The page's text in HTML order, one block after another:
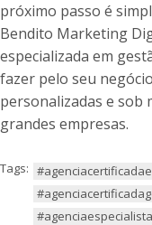
próximo passo é
Bendito Marketing
especializada em
fazer pelo seu
personalizadas e sob
grandes empresas.
Tags: